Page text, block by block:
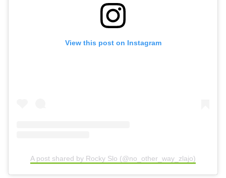
View this post on Instagram
A post shared by Rocky Slo (@no_other_way_zlajo)